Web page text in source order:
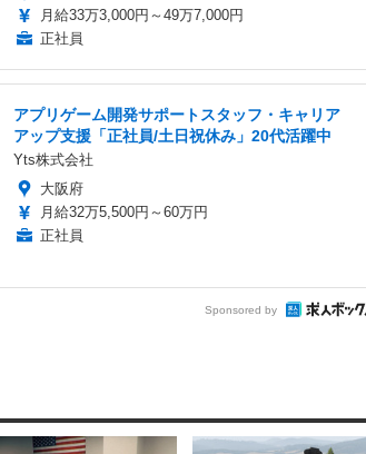
月給33万3,000円～49万7,000円
正社員
アプリゲーム開発サポートスタッフ・キャリア
アップ支援「正社員/土日祝休み」20代活躍中
Yts株式会社
大阪府
月給32万5,500円～60万円
正社員
Sponsored by